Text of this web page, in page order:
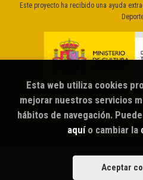
Este proyecto ha recibido una ayuda
Sputnik librería café
Grupo
Esta web utiliza cookies
mejorar nuestros servicios
hábitos de navegación.
aquío cambiar la
Aceptar